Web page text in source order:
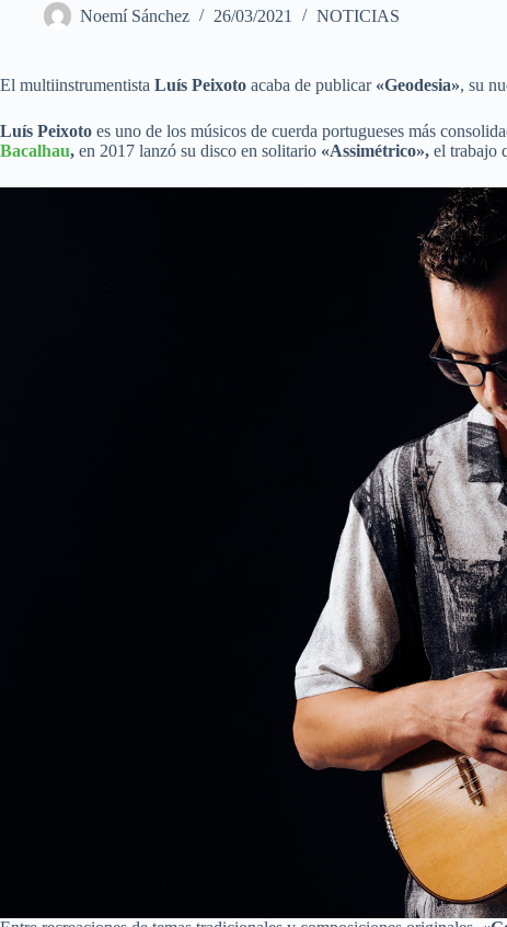
Noemí Sánchez 26/03/2021 NOTICIAS
El multiinstrumentista Luís Peixoto acaba de publicar «Geodesia», su
Luís Peixoto es uno de los músicos de cuerda portugueses más
Bacalhau, en 2017 lanzó su disco en solitario «Assimétrico», el trabajo